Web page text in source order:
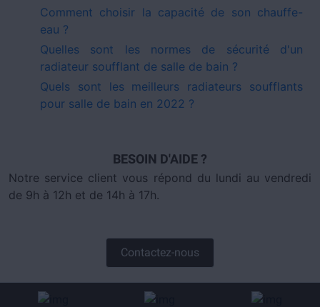
Comment choisir la capacité de son chauffe-
eau ?
Quelles sont les normes de sécurité d'un
radiateur soufflant de salle de bain ?
Quels sont les meilleurs radiateurs soufflants
pour salle de bain en 2022 ?
BESOIN D'AIDE ?
Notre service client vous répond du lundi au vendredi
de 9h à 12h et de 14h à 17h.
Contactez-nous